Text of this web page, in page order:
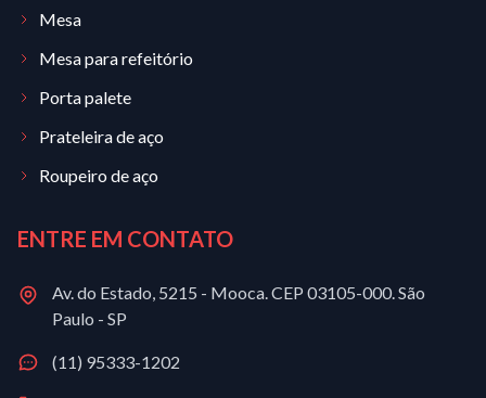
Mesa
Mesa para refeitório
Porta palete
Prateleira de aço
Roupeiro de aço
ENTRE EM CONTATO
Av. do Estado, 5215 - Mooca. CEP 03105-000. São
Paulo - SP
(11) 95333-1202